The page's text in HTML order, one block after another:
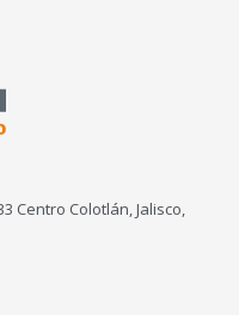
Centro Colotlán, Jalisco,